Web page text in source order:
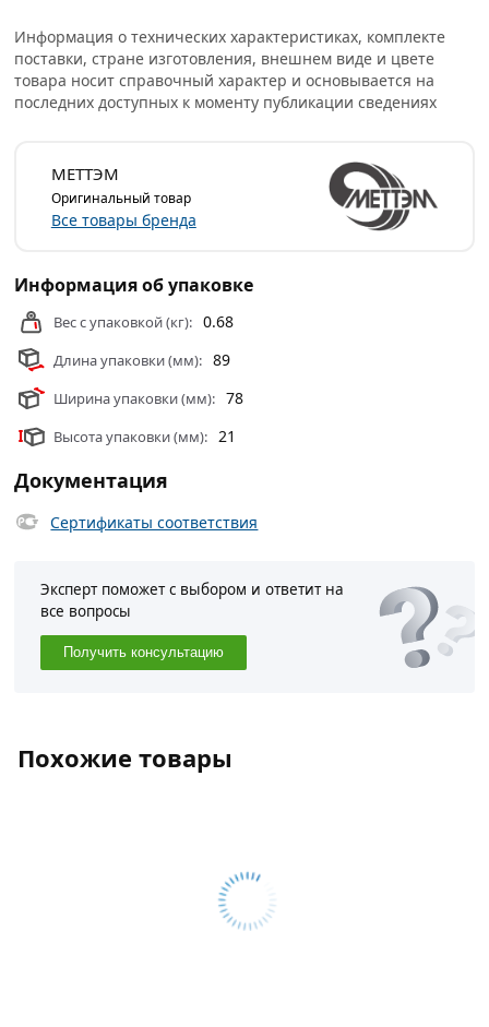
Тип механизма секретности - сувальдный. Корпус
изготовлен из стали с гальваническим покрытием.
Условия доставки и цены на товар Накладной замок
действительны в Москве и области.
Информация о технических характеристиках, комплекте
поставки, стране изготовления, внешнем виде и цвете
товара носит справочный характер и основывается на
последних доступных к моменту публикации сведениях
МЕТТЭМ
Оригинальный товар
Все товары бренда
Информация об упаковке
Вес с упаковкой (кг): 0.68
Длина упаковки (мм): 89
Ширина упаковки (мм): 78
Высота упаковки (мм): 21
Документация
Сертификаты соответствия
Эксперт поможет с выбором и ответит на
все вопросы
Получить консультацию
Похожие товары